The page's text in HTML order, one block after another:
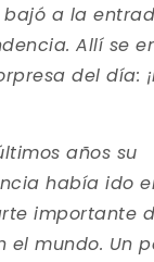
a la
Allí se
del día:
años su
había ido
importante
el mundo. Un